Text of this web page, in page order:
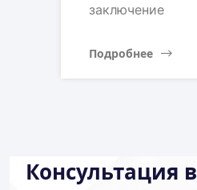
заключение
Подробнее
Консультация в